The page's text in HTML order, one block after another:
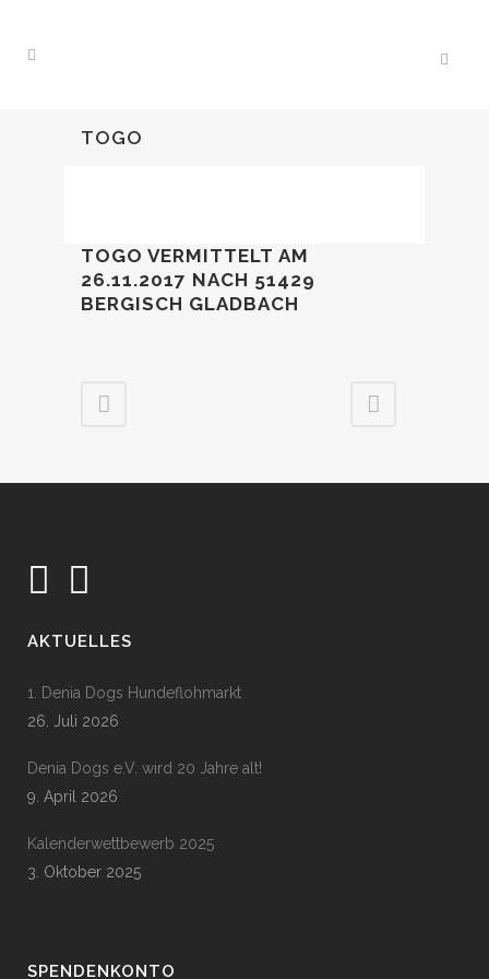
TOGO
TOGO VERMITTELT AM
26.11.2017 NACH 51429
BERGISCH GLADBACH
AKTUELLES
1. Denia Dogs Hundeflohmarkt
26. Juli 2026
Denia Dogs e.V. wird 20 Jahre alt!
9. April 2026
Kalenderwettbewerb 2025
3. Oktober 2025
SPENDENKONTO